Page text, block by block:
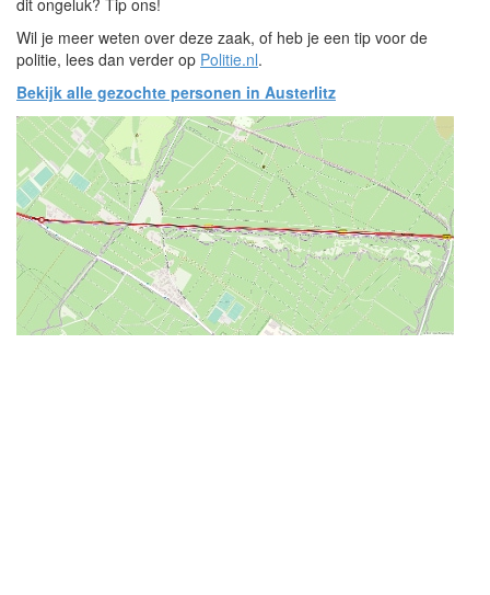
dit ongeluk? Tip ons!
Wil je meer weten over deze zaak, of heb je een tip voor de
politie, lees dan verder op Politie.nl.
Bekijk alle gezochte personen in Austerlitz